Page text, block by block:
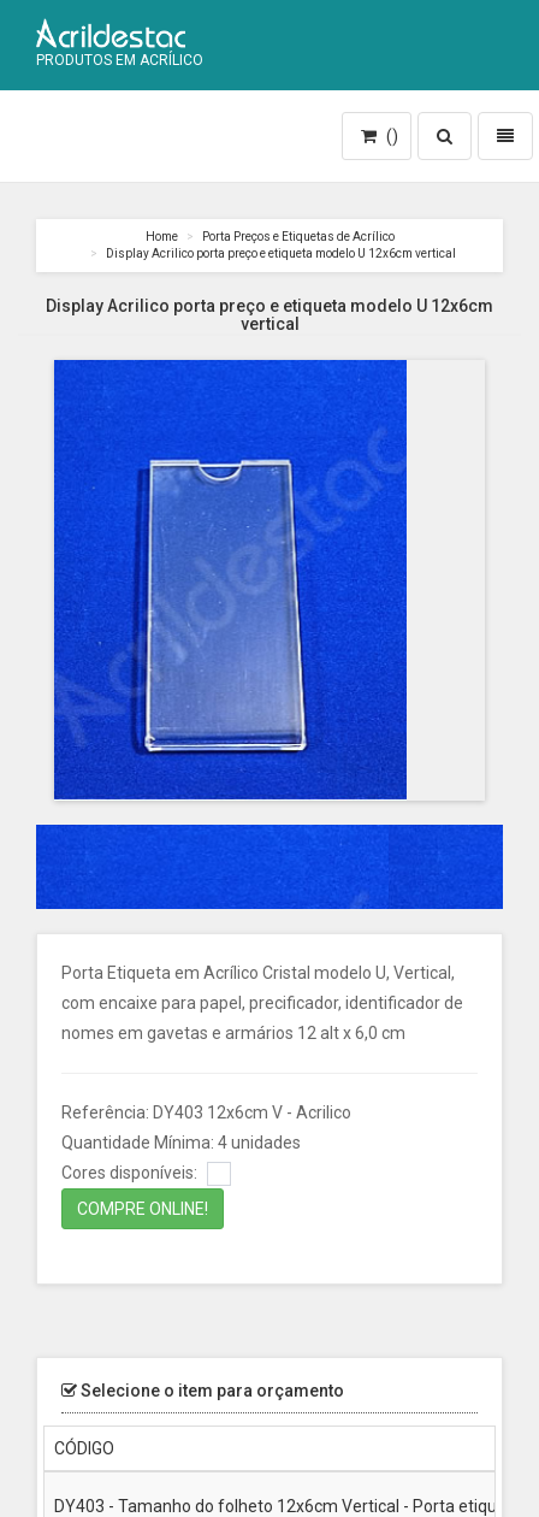
PRODUTOS EM ACRÍLICO
Toggle
search
()
Home
Porta Preços e Etiquetas de Acrílico
Display Acrilico porta preço e etiqueta modelo U 12x6cm vertical
Display Acrilico porta preço e etiqueta modelo U 12x6cm
vertical
Porta Etiqueta em Acrílico Cristal modelo U, Vertical,
com encaixe para papel, precificador, identificador de
nomes em gavetas e armários 12 alt x 6,0 cm
Referência: DY403 12x6cm V - Acrilico
Quantidade Mínima: 4 unidades
Cores disponíveis:
COMPRE ONLINE!
Selecione o item para orçamento
CÓDIGO
DY403 - Tamanho do folheto 12x6cm Vertical - Porta etiqueta